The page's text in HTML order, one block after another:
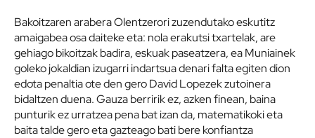
Bakoitzaren arabera Olentzerori zuzendutako eskutitz
amaigabea osa daiteke eta: nola erakutsi txartelak, are
gehiago bikoitzak badira, eskuak paseatzera, ea Muniainek
goleko jokaldian izugarri indartsua denari falta egiten dion
edota penaltia ote den gero David Lopezek zutoinera
bidaltzen duena. Gauza berririk ez, azken finean, baina
punturik ez urratzea pena bat izan da, matematikoki eta
baita talde gero eta gazteago bati bere konfiantza